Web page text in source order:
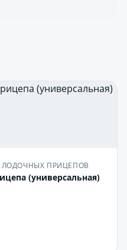
ЛОДОЧНЫХ ПРИЦЕПОВ
(универсальная)